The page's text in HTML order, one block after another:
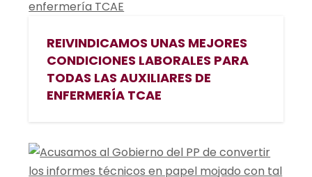
REIVINDICAMOS UNAS MEJORES
CONDICIONES LABORALES PARA
TODAS LAS AUXILIARES DE
ENFERMERÍA TCAE